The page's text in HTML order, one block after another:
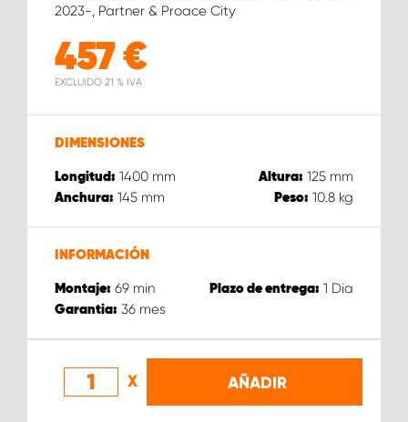
2023-, Partner & Proace City
457€
EXCLUIDO 21 % IVA
DIMENSIONES
Longitud: 1400 mm Altura: 125 mm
Anchura: 145 mm Peso: 10.8 kg
INFORMACIÓN
Montaje: 69 min Plazo de entrega: 1 Dia
Garantia: 36 mes
X AÑADIR